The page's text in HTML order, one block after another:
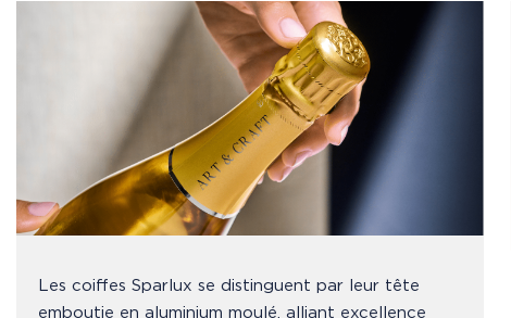
Les coiffes Sparlux se distinguent par leur tête
emboutie en aluminium moulé, alliant excellence